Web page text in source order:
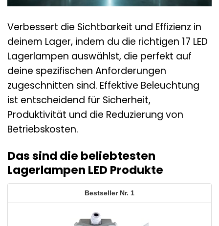
Verbessert die Sichtbarkeit und Effizienz in
deinem Lager, indem du die richtigen 17 LED
Lagerlampen auswählst, die perfekt auf
deine spezifischen Anforderungen
zugeschnitten sind. Effektive Beleuchtung
ist entscheidend für Sicherheit,
Produktivität und die Reduzierung von
Betriebskosten.
Das sind die beliebtesten
Lagerlampen LED Produkte
1